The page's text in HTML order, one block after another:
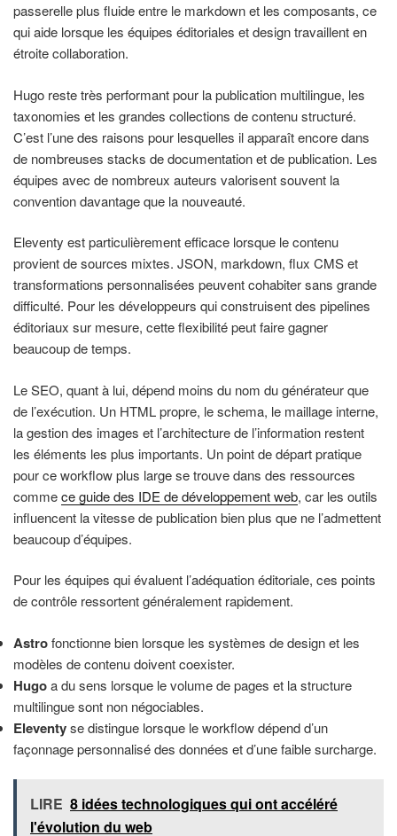
passerelle plus fluide entre le markdown et les composants, ce
qui aide lorsque les équipes éditoriales et design travaillent en
étroite collaboration.
Hugo reste très performant pour la publication multilingue, les
taxonomies et les grandes collections de contenu structuré.
C’est l’une des raisons pour lesquelles il apparaît encore dans
de nombreuses stacks de documentation et de publication. Les
équipes avec de nombreux auteurs valorisent souvent la
convention davantage que la nouveauté.
Eleventy est particulièrement efficace lorsque le contenu
provient de sources mixtes. JSON, markdown, flux CMS et
transformations personnalisées peuvent cohabiter sans grande
difficulté. Pour les développeurs qui construisent des pipelines
éditoriaux sur mesure, cette flexibilité peut faire gagner
beaucoup de temps.
Le SEO, quant à lui, dépend moins du nom du générateur que
de l’exécution. Un HTML propre, le schema, le maillage interne,
la gestion des images et l’architecture de l’information restent
les éléments les plus importants. Un point de départ pratique
pour ce workflow plus large se trouve dans des ressources
commece guide des IDE de développement web, car les outils
influencent la vitesse de publication bien plus que ne l’admettent
beaucoup d’équipes.
Pour les équipes qui évaluent l’adéquation éditoriale, ces points
de contrôle ressortent généralement rapidement.
Astrofonctionne bien lorsque les systèmes de design et les
modèles de contenu doivent coexister.
Hugoa du sens lorsque le volume de pages et la structure
multilingue sont non négociables.
Eleventyse distingue lorsque le workflow dépend d’un
façonnage personnalisé des données et d’une faible surcharge.
LIRE 8 idées technologiques qui ont accéléré
l'évolution du web